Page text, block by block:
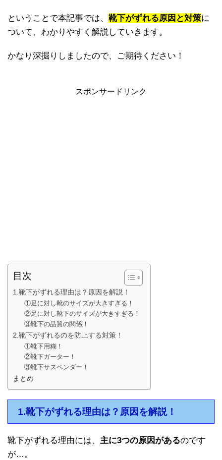
ということで本記事では、 靴下がずれる原因と対策に
ついて、わかりやすく解説していきます。
かなり深掘りしましたので、ご期待ください！
スポンサードリンク
目次
1.靴下がずれる理由は？原因を解説！
①足に対し靴のサイズが大きすぎる！
②足に対し靴下のサイズが大きすぎる！
③靴下の品質の関係！
2.靴下がずれるのを防止する対策！
①靴下用糊！
②靴下ガーター！
③靴下サスペンダー！
まとめ
1.靴下がずれる理由は？原因を解説！
靴下がずれる理由には、 主に3つの原因があるのです
が…。